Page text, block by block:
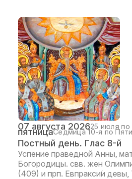
07 августа 202625 июля по
пятницаСедмица 10-я по
Постный день. Глас 8-й
Успение праведной Анны,
Богородицы. свв. жен
(409) и прп. Евпракси́и девы,